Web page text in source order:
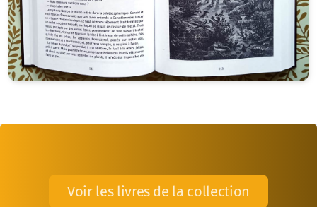
Voir les livres de la collection